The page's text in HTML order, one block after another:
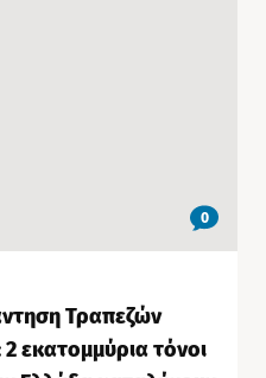
0
Τραπεζών
εκατομμύρια τόνοι